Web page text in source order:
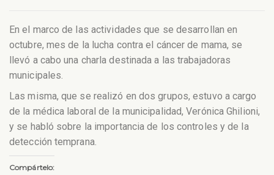
En el marco de las actividades que se desarrollan en
octubre, mes de la lucha contra el cáncer de mama, se
llevó a cabo una charla destinada a las trabajadoras
municipales.
Las misma, que se realizó en dos grupos, estuvo a cargo
de la médica laboral de la municipalidad, Verónica Ghilioni,
y se habló sobre la importancia de los controles y de la
detección temprana.
Compártelo: